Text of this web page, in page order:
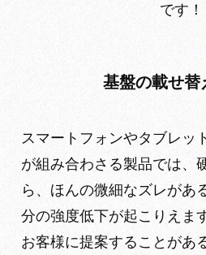
です！
基盤の載せ替
スマートフォンやタブレッ
が組み合わさる製品では、
ら、ほんの微細なズレがあ
分の強度低下が起こりえま
お客様に提案することがあ